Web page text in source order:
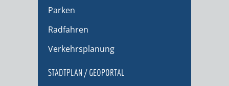
Parken
Radfahren
Verkehrsplanung
STADTPLAN / GEOPORTAL